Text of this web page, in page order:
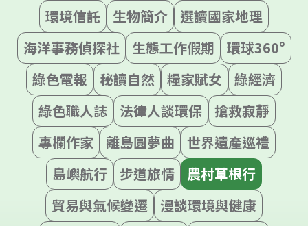
環境信託
生物簡介
選讀國家地理
海洋事務偵探社
生態工作假期
環球360°
綠色電報
秘讀自然 糧家賦女
綠經濟
綠色職人誌
法律人談環保
搶救寂靜
專欄作家
離島圓夢曲
世界遺產巡禮
島嶼航行
步道旅情
農村草根行
貿易與氣候變遷
漫談環境與健康